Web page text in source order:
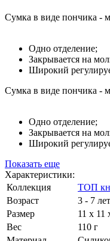
Сумка в виде пончика -
Одно отделение;
Закрывается на
Широкий
Сумка в виде пончика -
Одно отделение;
Закрывается на
Широкий
Показать еще
Характеристики:
Коллекция
ТОП
Возраст
3 - 7 лет
Размер
11 х 11
Вес
110 г